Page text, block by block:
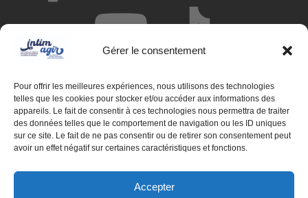
Gérer le consentement
Pour offrir les meilleures expériences, nous utilisons des technologies
telles que les cookies pour stocker et/ou accéder aux informations des
appareils. Le fait de consentir à ces technologies nous permettra de traiter
des données telles que le comportement de navigation ou les ID uniques
sur ce site. Le fait de ne pas consentir ou de retirer son consentement peut
avoir un effet négatif sur certaines caractéristiques et fonctions.
Accepter
© Centre de ressources INTIMAGIR Grand Est – 124 rue de
Newcastle 54000 NANCY
Mentions légales